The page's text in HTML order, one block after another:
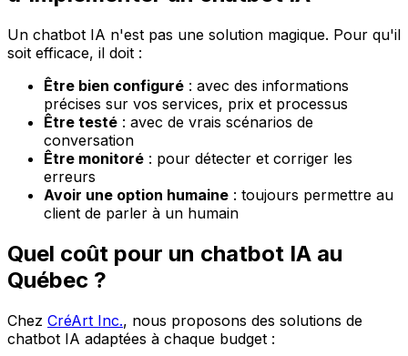
Un chatbot IA n'est pas une solution magique. Pour qu'il
soit efficace, il doit :
Être bien configuré : avec des informations
précises sur vos services, prix et processus
Être testé : avec de vrais scénarios de
conversation
Être monitoré : pour détecter et corriger les
erreurs
Avoir une option humaine : toujours permettre au
client de parler à un humain
Quel coût pour un chatbot IA au
Québec ?
Chez CréArt Inc., nous proposons des solutions de
chatbot IA adaptées à chaque budget :